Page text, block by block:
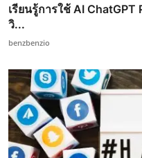
เรียนรู้การใช้ AI
วิ...
benzbenzio